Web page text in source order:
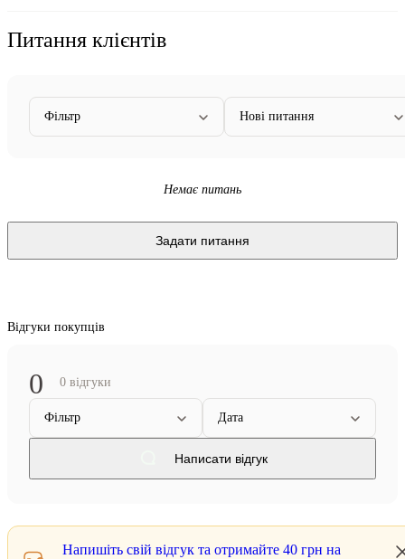
Питання клієнтів
Фільтр Нові питання
Немає питань
Задати питання
Відгуки покупців
0 0 відгуки
Фільтр Дата
Написати відгук
Напишіть свій відгук та отримайте 40 грн на